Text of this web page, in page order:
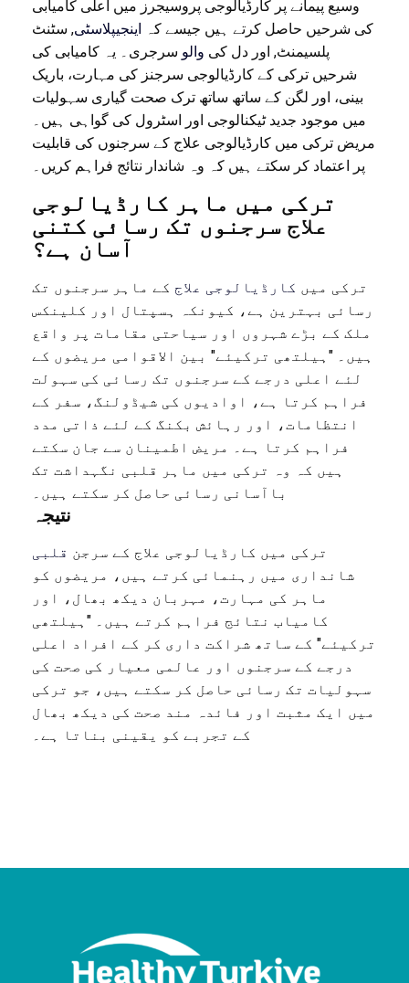
وسیع پیمانے پر کارڈیالوجی پروسیجرز میں اعلی کامیابی
کی شرحیں حاصل کرتے ہیں جیسے کہ اینجيپلاسٹی, سٹنٹ
پلسیمنٹ, اور دل کی والو سرجری۔ یہ کامیابی کی
شرحیں ترکی کے کارڈیالوجی سرجنز کی مہارت، باریک
بینی، اور لگن کے ساتھ ساتھ ترک صحت گیاری سہولیات
میں موجود جدید ٹیکنالوجی اور اسٹرول کی گواہی ہیں۔
مریض ترکی میں کارڈیالوجی علاج کے سرجنوں کی قابلیت
پر اعتماد کر سکتے ہیں کہ وہ شاندار نتائج فراہم کریں۔
ترکی میں ماہر کارڈیالوجی
علاج سرجنوں تک رسائی کتنی
آسان ہے؟
ترکی میں کارڈیالوجی علاج کے ماہر سرجنوں تک
رسائی بہترین ہے، کیونکہ ہسپتال اور کلینکس
ملک کے بڑے شہروں اور سیاحتی مقامات پر واقع
ہیں۔ "ہیلتھی ترکیئے" بین الاقوامی مریضوں کے
لئے اعلی درجے کے سرجنوں تک رسائی کی سہولت
فراہم کرتا ہے، اوادیوں کی شیڈولنگ، سفر کے
انتظامات، اور رہائش بکنگ کے لئے ذاتی مدد
فراہم کرتا ہے۔ مریض اطمینان سے جان سکتے
ہیں کہ وہ ترکی میں ماہر قلبی نگہداشت تک
باآسانی رسائی حاصل کر سکتے ہیں۔
نتیجہ
ترکی میں کارڈیالوجی علاج کے سرجن قلبی
شانداری میں رہنمائی کرتے ہیں، مریضوں کو
ماہر کی مہارت، مہربان دیکھ بھال، اور
کامیاب نتائج فراہم کرتے ہیں۔ "ہیلتھی
ترکیئے" کے ساتھ شراکت داری کر کے افراد اعلی
درجے کے سرجنوں اور عالمی معیار کی صحت کی
سہولیات تک رسائی حاصل کر سکتے ہیں، جو ترکی
میں ایک مثبت اور فائدہ مند صحت کی دیکھ بھال
کے تجربے کو یقینی بناتا ہے۔